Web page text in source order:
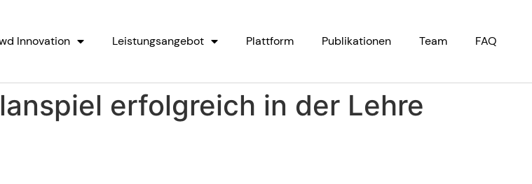
Innovation Leistungsangebot Plattform Publikationen Team FAQ
erfolgreich in der Lehre